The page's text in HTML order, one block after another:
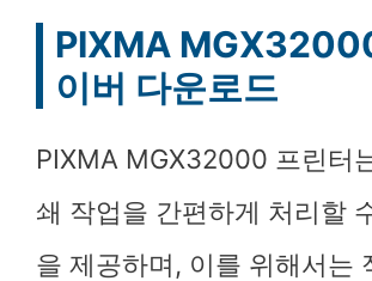
PIXMA
이버 다운로드
PIXMA MGX32000 프린터
쇄 작업을 간편하게 처리할
을 제공하며, 이를 위해서는